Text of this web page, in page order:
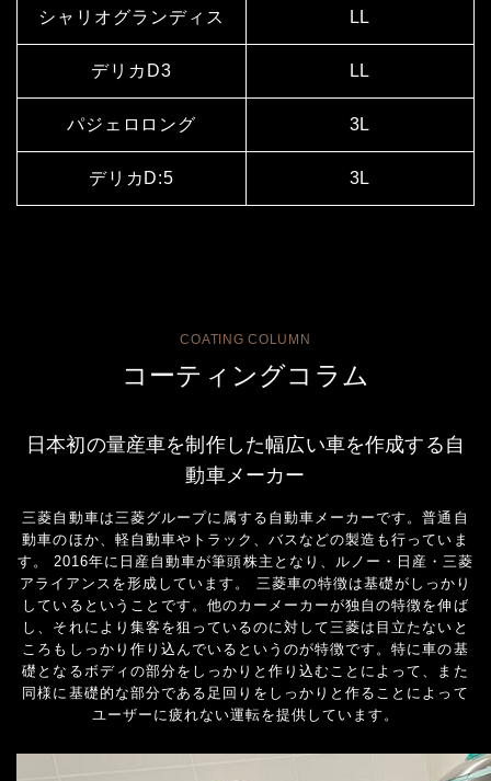
シャリオグランディス LL
デリカD3 LL
パジェロロング 3L
デリカD:5 3L
COATING COLUMN
コーティングコラム
日本初の量産車を制作した幅広い車を作成する自
動車メーカー
三菱自動車は三菱グループに属する自動車メーカーです。普通自
動車のほか、軽自動車やトラック、バスなどの製造も行っていま
す。 2016年に日産自動車が筆頭株主となり、ルノー・日産・三菱
アライアンスを形成しています。 三菱車の特徴は基礎がしっかり
しているということです。他のカーメーカーが独自の特徴を伸ば
し、それにより集客を狙っているのに対して三菱は目立たないと
ころもしっかり作り込んでいるというのが特徴です。特に車の基
礎となるボディの部分をしっかりと作り込むことによって、また
同様に基礎的な部分である足回りをしっかりと作ることによって
ユーザーに疲れない運転を提供しています。